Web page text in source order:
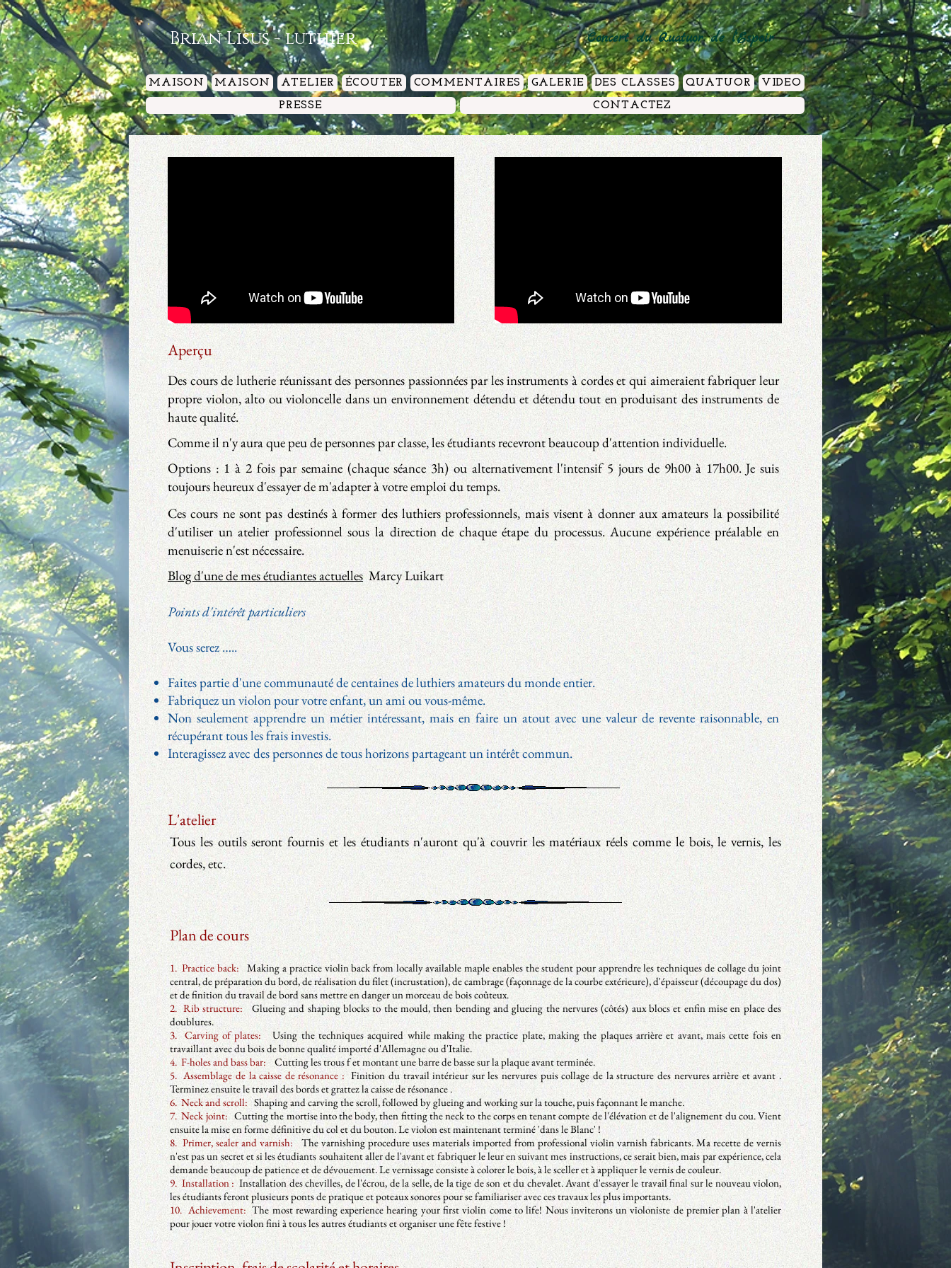
Brian Lisus - luthier Concert du Quatuor de l'Espoir
MAISON MAISON ATELIER ÉCOUTER COMMENTAIRES GALERIE DES CLASSES QUATUOR
VIDEO
PRESSE
CONTACTEZ
Des cours de lutherie réunissant des personnes passionnées par les instruments à cordes et qui aimeraient fabriquer leur
propre violon, alto ou violoncelle dans un environnement détendu et détendu tout en produisant des instruments de
haute qualité.
Comme il n'y aura que peu de personnes par classe, les étudiants recevront beaucoup d'attention individuelle.
Options : 1 à 2 fois par semaine (chaque séance 3h) ou alternativement l'intensif 5 jours de 9h00 à 17h00. Je suis
toujours heureux d'essayer de m'adapter à votre emploi du temps.
Ces cours ne sont pas destinés à former des luthiers professionnels, mais visent à donner aux amateurs la possibilité
d'utiliser un atelier professionnel sous la direction de chaque étape du processus. Aucune expérience préalable en
menuiserie n'est nécessaire.
Blog d'une de mes étudiantes actuellesMarcy Luikart
Aperçu
Points d'intérêt particuliers
Vous serez …..
Faites partie d'une communauté de centaines de luthiers amateurs du monde entier.
Fabriquez un violon pour votre enfant, un ami ou vous-même.
Non seulement apprendre un métier intéressant, mais en faire un atout avec une valeur de revente raisonnable, en
récupérant tous les frais investis.
Interagissez avec des personnes de tous horizons partageant un intérêt commun.
Tous les outils seront fournis et les étudiants n'auront qu'à couvrir les matériaux réels comme le bois, le vernis, les
cordes, etc.
1. Practice back:
Making a practice violin back from locally available maple enables the student pour apprendre les techniques de collage du joint
central, de préparation du bord, de réalisation du filet (incrustation), de cambrage (façonnage de la courbe extérieure), d'épaisseur (découpage du dos)
et de finition du travail de bord sans mettre en danger un morceau de bois coûteux.
2. Rib structure: Glueing and shaping blocks to the mould, then bending and glueing the nervures (côtés) aux blocs et enfin mise en place des
doublures.
3. Carving of plates: Using the techniques acquired while making the practice plate, making the plaques arrière et avant, mais cette fois en
travaillant avec du bois de bonne qualité importé d'Allemagne ou d'Italie.
4. F-holes and bass bar: Cutting les trous f et montant une barre de basse sur la plaque avant terminée.
5. Assemblage de la caisse de résonance : Finition du travail intérieur sur les nervures puis collage de la structure des nervures arrière et avant .
Terminez ensuite le travail des bords et grattez la caisse de résonance .
6. Neck and scroll: Shaping and carving the scroll, followed by glueing and working sur la touche, puis façonnant le manche.
7. Neck joint: Cutting the mortise into the body, then fitting the neck to the corps en tenant compte de l'élévation et de l'alignement du cou. Vient
ensuite la mise en forme définitive du col et du bouton. Le violon est maintenant terminé 'dans le Blanc' !
8. Primer, sealer and varnish: The varnishing procedure uses materials imported from professional violin varnish fabricants. Ma recette de vernis
n'est pas un secret et si les étudiants souhaitent aller de l'avant et fabriquer le leur en suivant mes instructions, ce serait bien, mais par expérience, cela
demande beaucoup de patience et de dévouement. Le vernissage consiste à colorer le bois, à le sceller et à appliquer le vernis de couleur.
9. Installation : Installation des chevilles, de l'écrou, de la selle, de la tige de son et du chevalet. Avant d'essayer le travail final sur le nouveau violon,
les étudiants feront plusieurs ponts de pratique et poteaux sonores pour se familiariser avec ces travaux les plus importants.
10. Achievement: The most rewarding experience hearing your first violin come to life! Nous inviterons un violoniste de premier plan à l'atelier
pour jouer votre violon fini à tous les autres étudiants et organiser une fête festive !
L'atelier
Plan de cours